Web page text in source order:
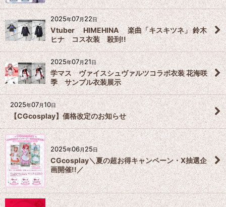
2025年07月22日
Vtuber HIMEHINA 楽曲「キスキツネ」 鈴木
ヒナ コス衣装 殺到!!
2025年07月21日
学マス ヴァイスシュヴァルツコラボ衣装 花海咲
季 サンプル衣装展示
2025年07月10日
【CGcosplay】価格改定のお知らせ
2025年06月25日
CGcosplay＼夏の超お得キャンペーン・X抽選企
画開催!!／